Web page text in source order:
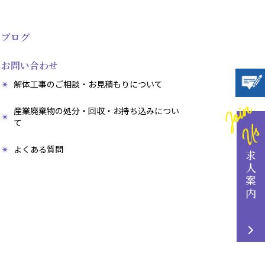
求人案内
ブログ
お問い合わせ
解体工事のご相談・お見積もりについて
産業廃棄物の処分・回収・お持ち込みについ
て
よくある質問